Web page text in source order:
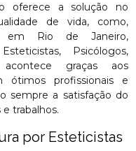
oferece a solução no
de vida, como,
em Rio de Janeiro,
Psicólogos,
graças aos
ótimos profissionais e
sempre a satisfação do
trabalhos.
por Esteticistas